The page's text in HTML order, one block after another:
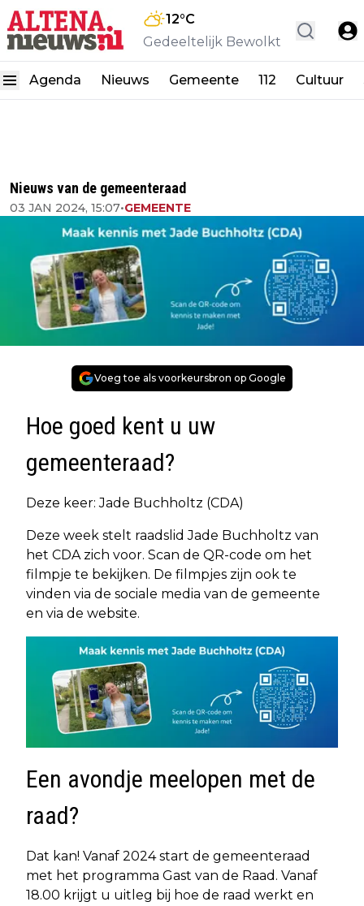
12°C
Gedeeltelijk Bewolkt
Agenda Nieuws Gemeente 112 Cultuur
Nieuws van de gemeenteraad
03 JAN 2024, 15:07•GEMEENTE
Voeg toe als voorkeursbron op Google
Hoe goed kent u uw
gemeenteraad?
Deze keer: Jade Buchholtz (CDA)
Deze week stelt raadslid Jade Buchholtz van
het CDA zich voor. Scan de QR-code om het
filmpje te bekijken. De filmpjes zijn ook te
vinden via de sociale media van de gemeente
en via de website.
Een avondje meelopen met de
raad?
Dat kan! Vanaf 2024 start de gemeenteraad
met het programma Gast van de Raad. Vanaf
18.00 krijgt u uitleg bij hoe de raad werkt en